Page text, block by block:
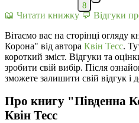
8
📖 Читати книжку 💬 Відгуки
Вітаємо вас на сторінці огляду
Корона" від автора Квін Тесс.
короткий зміст. Відгуки та
зробити свій вибір. Після
зможете залишити свій відгук і
Про книгу "Південна
Квін Тесс